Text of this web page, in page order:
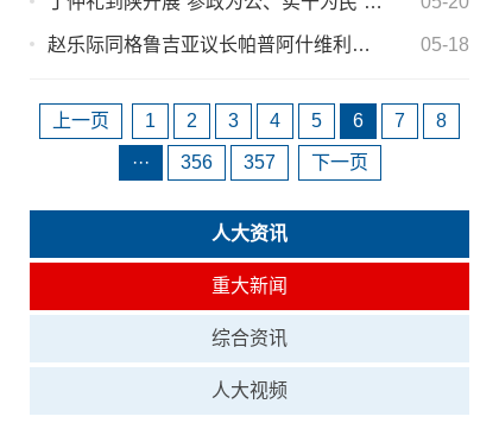
赵乐际同格鲁吉亚议长帕普阿什维利会谈 05-18
上一页 1 2 3 4 5 6 7 8
··· 356 357 下一页
人大资讯
重大新闻
综合资讯
人大视频